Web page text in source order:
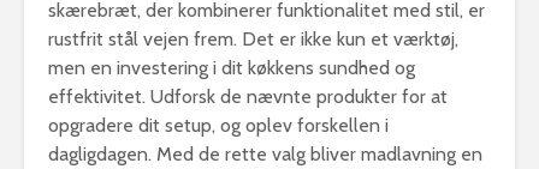
skærebræt, der kombinerer funktionalitet med stil, er
rustfrit stål vejen frem. Det er ikke kun et værktøj,
men en investering i dit køkkens sundhed og
effektivitet. Udforsk de nævnte produkter for at
opgradere dit setup, og oplev forskellen i
dagligdagen. Med de rette valg bliver madlavning en